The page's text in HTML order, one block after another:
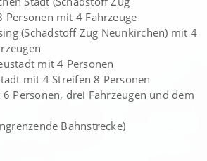
mit 4 Fahrzeuge
(Schadstoff Zug Neunkirchen) mit 4
mit 4 Personen
mit 4 Streifen 8 Personen
Personen, drei Fahrzeugen und dem
Bahnstrecke)